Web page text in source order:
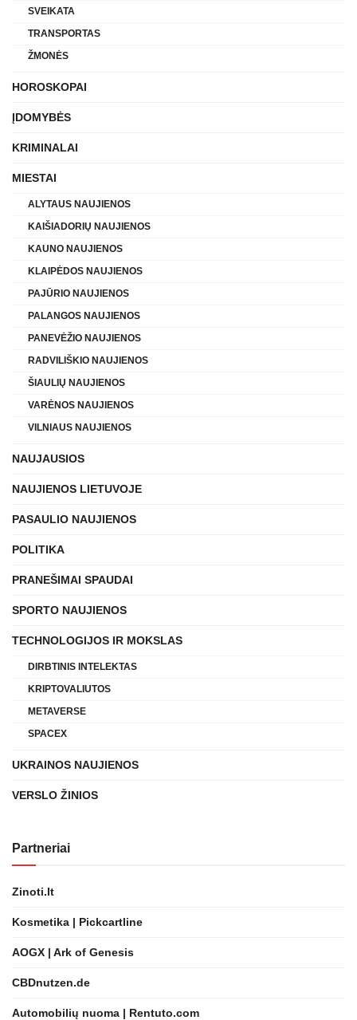
SVEIKATA
TRANSPORTAS
ŽMONĖS
HOROSKOPAI
ĮDOMYBĖS
KRIMINALAI
MIESTAI
ALYTAUS NAUJIENOS
KAIŠIADORIŲ NAUJIENOS
KAUNO NAUJIENOS
KLAIPĖDOS NAUJIENOS
PAJŪRIO NAUJIENOS
PALANGOS NAUJIENOS
PANEVĖŽIO NAUJIENOS
RADVILIŠKIO NAUJIENOS
ŠIAULIŲ NAUJIENOS
VARĖNOS NAUJIENOS
VILNIAUS NAUJIENOS
NAUJAUSIOS
NAUJIENOS LIETUVOJE
PASAULIO NAUJIENOS
POLITIKA
PRANEŠIMAI SPAUDAI
SPORTO NAUJIENOS
TECHNOLOGIJOS IR MOKSLAS
DIRBTINIS INTELEKTAS
KRIPTOVALIUTOS
METAVERSE
SPACEX
UKRAINOS NAUJIENOS
VERSLO ŽINIOS
Partneriai
Zinoti.lt
Kosmetika | Pickcartline
AOGX | Ark of Genesis
CBDnutzen.de
Automobilių nuoma | Rentuto.com